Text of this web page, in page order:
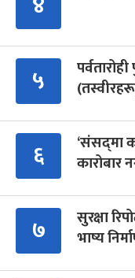
५
६
‘संसद्‍मा
कारोबार
७
सुरक्षा
भाष्य